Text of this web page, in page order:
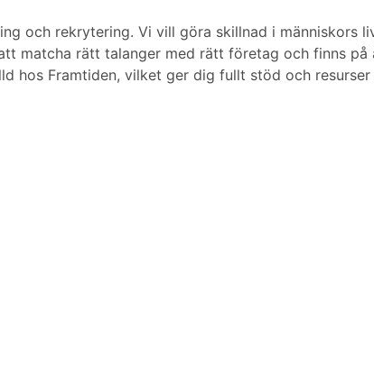
och rekrytering. Vi vill göra skillnad i
matcha rätt talanger med rätt företag och finns på
hos Framtiden, vilket ger dig fullt stöd och